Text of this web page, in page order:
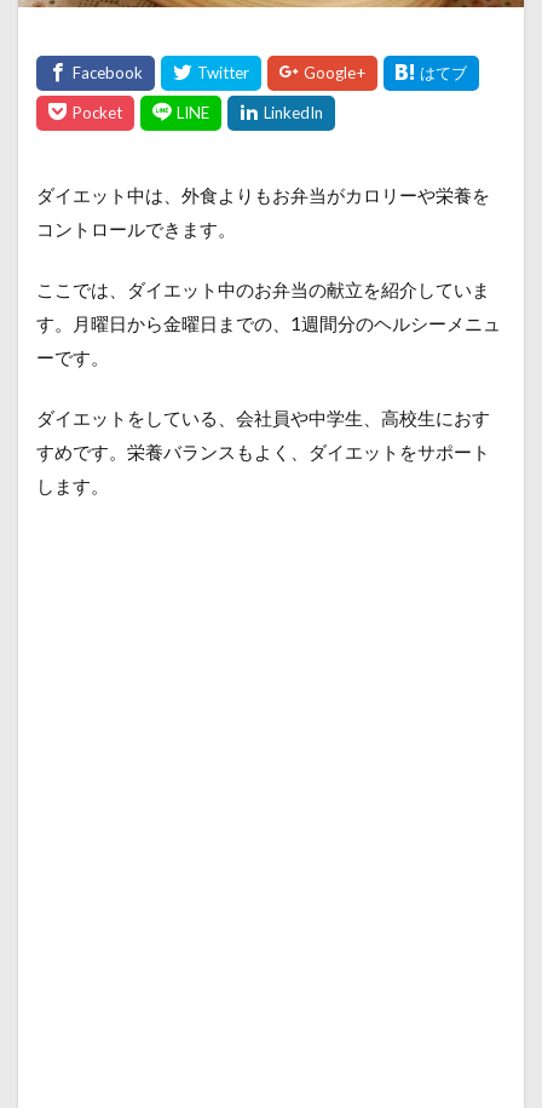
ダイエット中は、外食よりもお弁当がカロリーや栄養を
コントロールできます。
ここでは、ダイエット中のお弁当の献立を紹介していま
す。月曜日から金曜日までの、1週間分のヘルシーメニュ
ーです。
ダイエットをしている、会社員や中学生、高校生におす
すめです。栄養バランスもよく、ダイエットをサポート
します。